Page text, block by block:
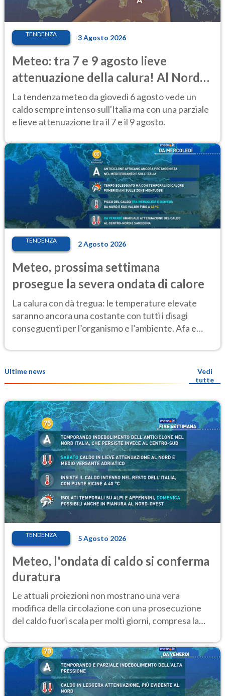
TENDENZA 3 Agosto 2026
Meteo: tra 7 e 9 agosto lieve
attenuazione della calura! Al Nord
rischio temporali
La tendenza meteo da giovedì 6 agosto vede un
caldo sempre intenso sull'Italia ma con una parziale
e lieve attenuazione tra il 7 e il 9 agosto.
TENDENZA 2 Agosto 2026
Meteo, prossima settimana
prosegue la severa ondata di calore
La calura con dà tregua: le temperature elevate
saranno ancora una costante con tutti i disagi
conseguenti per l’organismo e l’ambiente. Afa e
Ultime news
Vedi
tutte
TENDENZA 5 Agosto 2026
Meteo, l'ondata di caldo si conferma
duratura
Le attuali proiezioni non mostrano una vera
modifica della circolazione con una prosecuzione
del caldo fuori scala per molti giorni, compresa la